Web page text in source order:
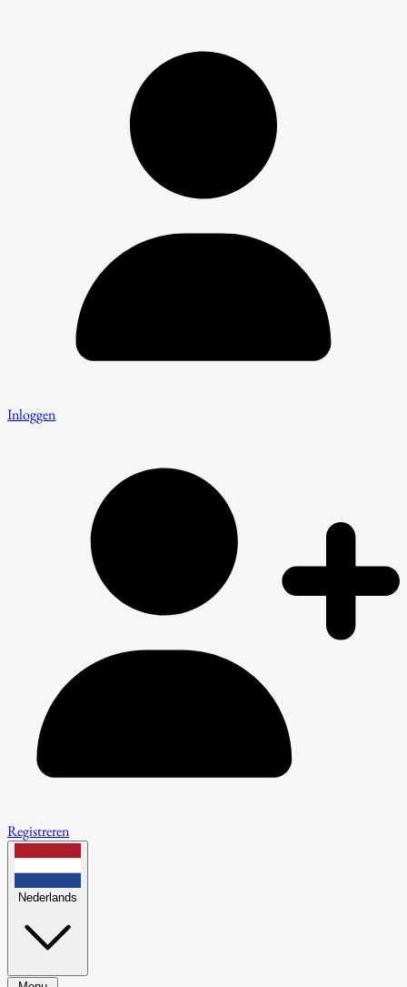
Inloggen
Registreren
Nederlands